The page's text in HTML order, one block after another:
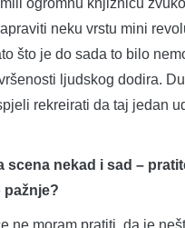
neku vrstu mini
što je do sada to bilo
ljudskog dodira.
rekreirati da taj jedan
scena nekad i sad –
pažnje?
ne moram pratiti, da je